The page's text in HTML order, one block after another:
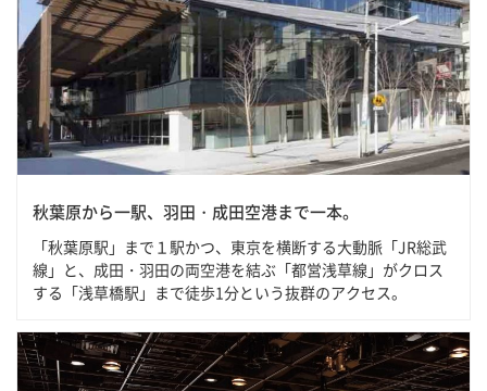
秋葉原から一駅、羽田・成田空港まで一本。
「秋葉原駅」まで１駅かつ、東京を横断する大動脈「JR総武
線」と、成田・羽田の両空港を結ぶ「都営浅草線」がクロス
する「浅草橋駅」まで徒歩1分という抜群のアクセス。